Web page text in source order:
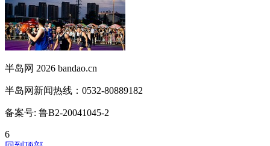
半岛网 2026 bandao.cn
半岛网新闻热线：0532-80889182
备案号: 鲁B2-20041045-2
6